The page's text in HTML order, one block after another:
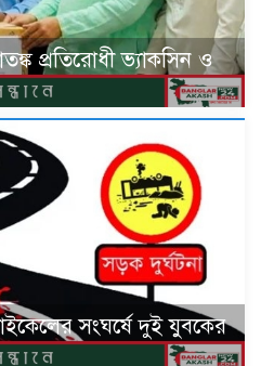
প্রতিরোধী ভ্যাকসিন ও
সংঘর্ষে দুই যুবকের